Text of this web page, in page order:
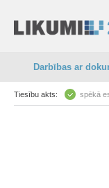
Darbības ar
Tiesību akts: spēkā